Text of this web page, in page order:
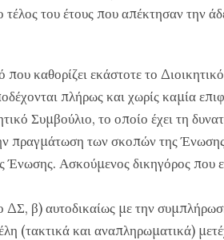
του έτους που απέκτησαν την
καθορίζει εκάστοτε το
πλήρως και χωρίς καμία
Συμβούλιο, το οποίο έχει τη
πραγμάτωση των σκοπών της
Ασκούμενος δικηγόρος που
β) αυτοδικαίως με την
(τακτικά και αναπληρωματικά)